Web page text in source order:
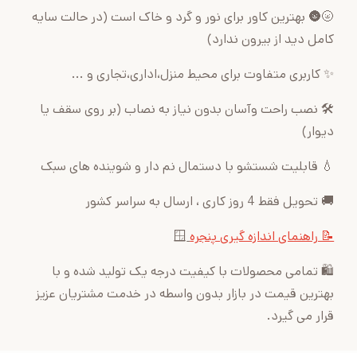
🌝🌚 بهترین کاور برای نور و گرد و خاک است (در حالت سایه
کامل دید از بیرون ندارد)
✨ کاربری متفاوت برای محیط منزل،اداری،تجاری و ...
🛠 نصب راحت وآسان بدون نیاز به نصاب (بر روی سقف یا
دیوار)
💧 قابلیت شستشو با دستمال نم دار و شوینده های سبک
🚚 تحویل فقط 4 روز کاری ، ارسال به سراسر کشور
📝 راهنمای اندازه گیری پنجره🪟
🛍 تمامی محصولات با کیفیت درجه یک تولید شده و با
بهترین قیمت در بازار بدون واسطه در خدمت مشتریان عزیز
قرار می گیرد.